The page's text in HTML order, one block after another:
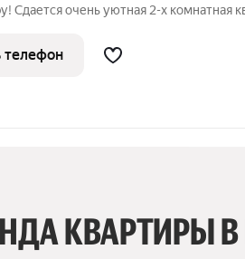
Сдается очень уютная 2-х комнатная
41 кв.м. (комнаты 18 и 9, кухня 6
телефон
КВАРТИРЫ